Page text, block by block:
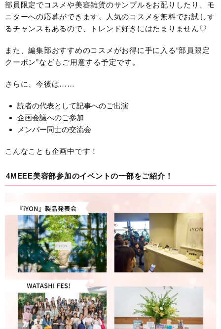
部員限定でコスメや美容雑貨のサンプルをお配りしたり、モ
ニターへの応募ができます。人気のコスメを無料でお試しす
るチャンスもあるので、トレンド好きにはたまりません♡
また、編集部おすすめのコスメがお得に手に入る“部員限定
クーポン”などもご用意する予定です。
さらに、今後は……
読者の代表として記事へのご出演
企画会議へのご参加
メンバー同士の交流会
こんなことも企画中です！
4MEEE美容部参加のイベントの一部をご紹介！